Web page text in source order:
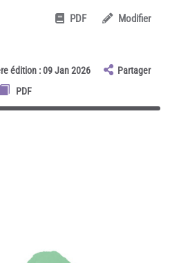
PDF Modifier
édition : 09 Jan 2026
Partager
PDF